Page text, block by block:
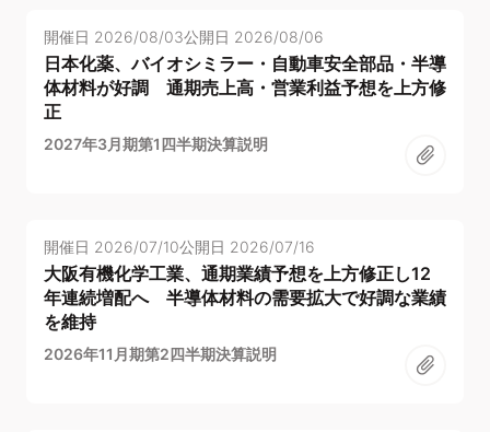
開催日 2026/08/03公開日 2026/08/06
日本化薬、バイオシミラー・自動車安全部品・半導
体材料が好調 通期売上高・営業利益予想を上方修
正
2027年3月期第1四半期決算説明
開催日 2026/07/10公開日 2026/07/16
大阪有機化学工業、通期業績予想を上方修正し12
年連続増配へ 半導体材料の需要拡大で好調な業績
を維持
2026年11月期第2四半期決算説明